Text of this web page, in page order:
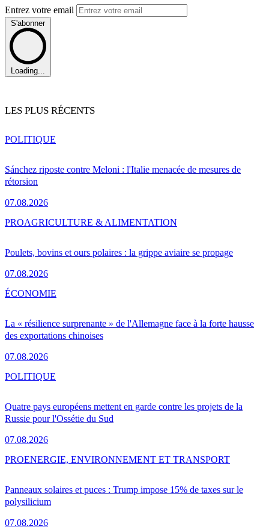
Entrez votre email
S'abonner
Loading...
LES PLUS RÉCENTS
Sánchez riposte contre Meloni : l'Italie menacée de mesures de
rétorsion
07.08.2026
POLITIQUE
Poulets, bovins et ours polaires : la grippe aviaire se propage
07.08.2026
PROAGRICULTURE & ALIMENTATION
La « résilience surprenante » de l'Allemagne face à la forte hausse
des exportations chinoises
07.08.2026
ÉCONOMIE
Quatre pays européens mettent en garde contre les projets de la
Russie pour l'Ossétie du Sud
07.08.2026
POLITIQUE
Panneaux solaires et puces : Trump impose 15% de taxes sur le
polysilicium
07.08.2026
PROENERGIE, ENVIRONNEMENT ET TRANSPORT